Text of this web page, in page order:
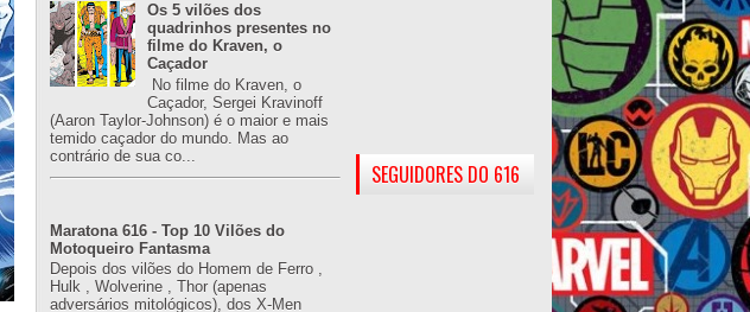
Os 5 vilões dos
quadrinhos presentes no
filme do Kraven, o
Caçador
No filme do Kraven, o
Caçador, Sergei Kravinoff
(Aaron Taylor-Johnson) é o maior e mais
temido caçador do mundo. Mas ao
contrário de sua co...
Maratona 616 - Top 10 Vilões do
Motoqueiro Fantasma
Depois dos vilões do Homem de Ferro ,
Hulk , Wolverine , Thor (apenas
adversários mitológicos), dos X-Men
SEGUIDORES DO 616